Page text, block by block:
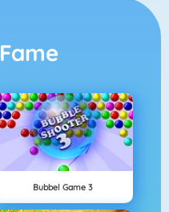
Fame
Bubbel Game 3